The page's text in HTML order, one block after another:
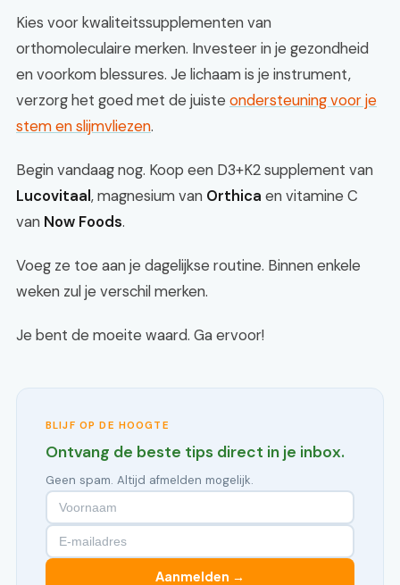
Kies voor kwaliteitssupplementen van
orthomoleculaire merken. Investeer in je gezondheid
en voorkom blessures. Je lichaam is je instrument,
verzorg het goed met de juiste ondersteuning voor je
stem en slijmvliezen.
Begin vandaag nog. Koop een D3+K2 supplement van
Lucovitaal, magnesium van Orthica en vitamine C
van Now Foods.
Voeg ze toe aan je dagelijkse routine. Binnen enkele
weken zul je verschil merken.
Je bent de moeite waard. Ga ervoor!
BLIJF OP DE HOOGTE
Ontvang de beste tips direct in je inbox.
Geen spam. Altijd afmelden mogelijk.
Aanmelden →